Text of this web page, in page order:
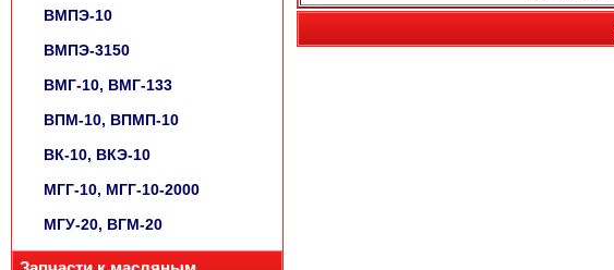
ВМПЭ-10
ВМПЭ-3150
ВМГ-10, ВМГ-133
ВПМ-10, ВПМП-10
ВК-10, ВКЭ-10
МГГ-10, МГГ-10-2000
МГУ-20, ВГМ-20